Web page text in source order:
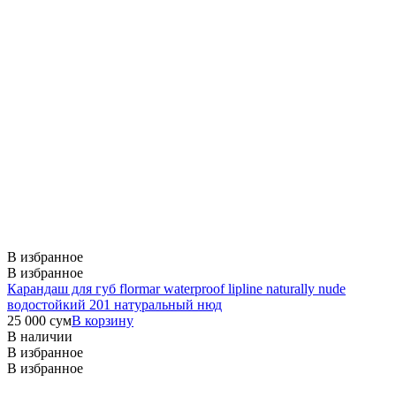
В избранное
В избранное
Карандаш для губ flormar waterproof lipline naturally nude
водостойкий 201 натуральный нюд
25 000 сумВ корзину
В наличии
В избранное
В избранное